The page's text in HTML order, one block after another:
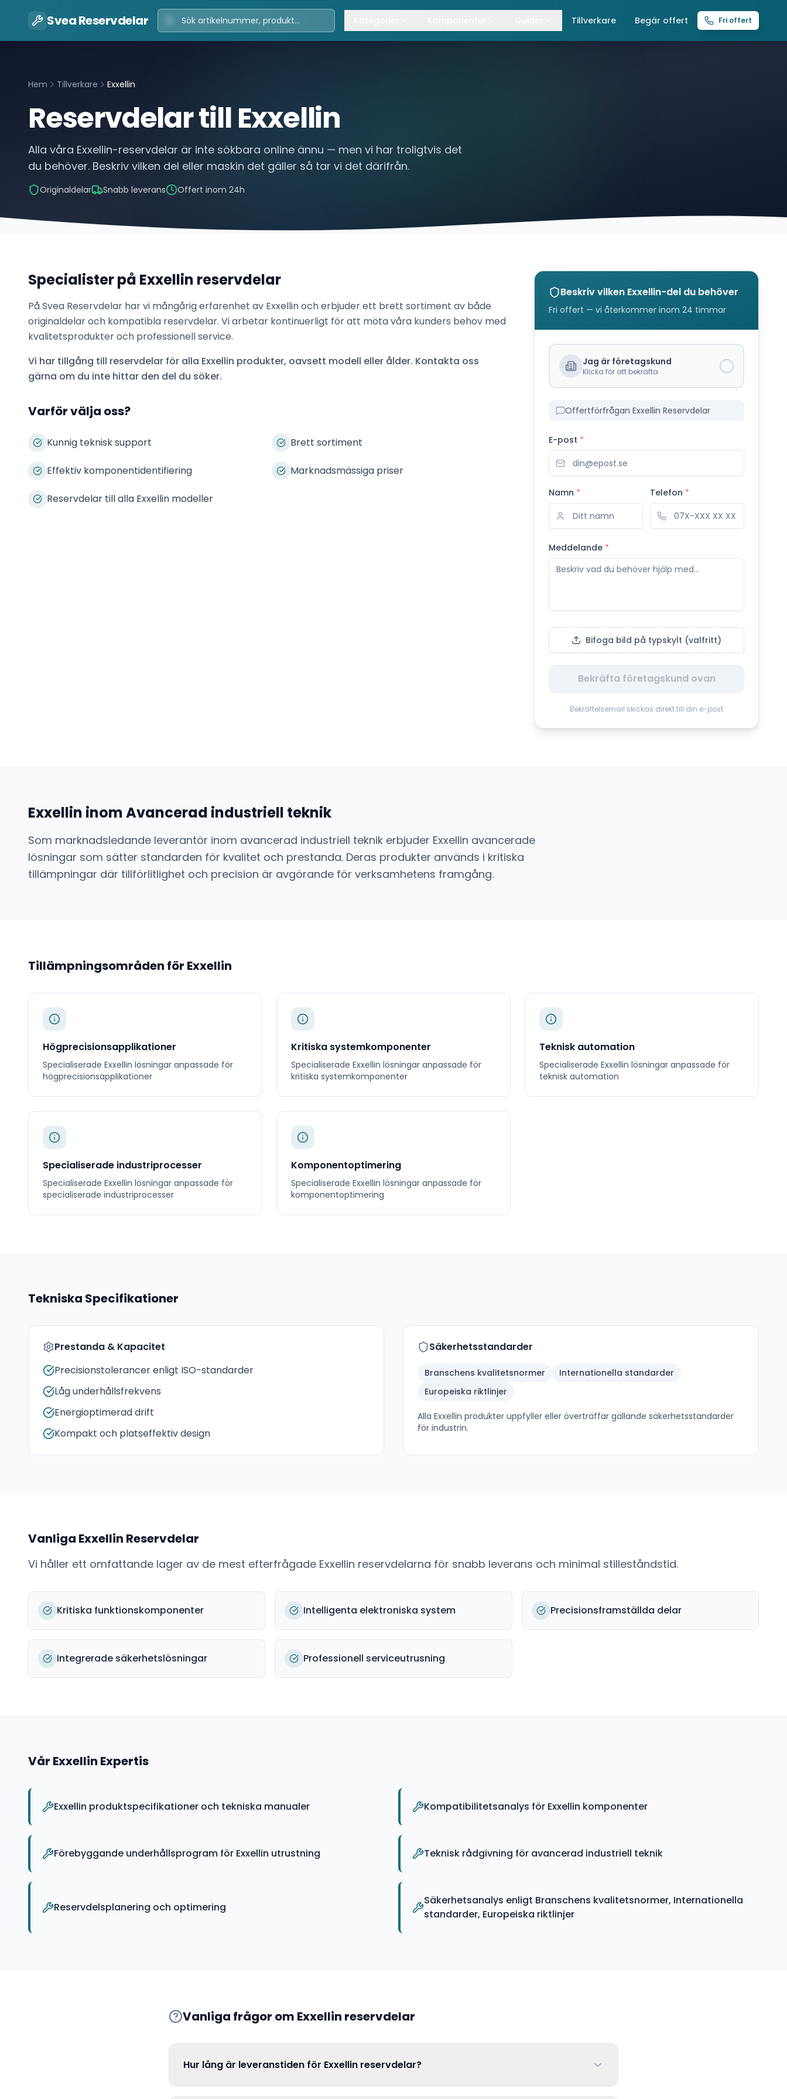
Svea Reservdelar
Truckar
Tillverkare Begär offert Fri offert
Hem Tillverkare Exxellin
Reservdelar tillExxellin
Alla våra Exxellin-reservdelar är inte sökbara online ännu — men vi har troligtvis det
du behöver. Beskriv vilken del eller maskin det gäller så tar vi det därifrån.
Originaldelar Snabb leverans Offert inom 24h
Specialister på Exxellin reservdelar
På Svea Reservdelar har vi mångårig erfarenhet av Exxellinoch erbjuder ett brett sortiment av både
originaldelar och kompatibla reservdelar. Vi arbetar kontinuerligt för att möta våra kunders behov med
kvalitetsprodukter och professionell service.
Vi har tillgång till reservdelar för alla Exxellin produkter, oavsett modell eller ålder. Kontakta oss
gärna om du inte hittar den del du söker.
Varför välja oss?
Kunnig teknisk support Brett sortiment
Effektiv komponentidentifiering Marknadsmässiga priser
Reservdelar till alla Exxellin modeller
Beskriv vilken Exxellin-del du behöver
Fri offert — vi återkommer inom 24 timmar
Jag är företagskund
Klicka för att bekräfta
Offertförfrågan Exxellin Reservdelar
E-post *
Namn * Telefon *
Meddelande *
Bifoga bild på typskylt (valfritt)
Bekräfta företagskund ovan
Bekräftelsemail skickas direkt till din e-post
Exxellin inomAvancerad industriell teknik
Som marknadsledande leverantör inom avancerad industriell teknik erbjuder Exxellin avancerade
lösningar som sätter standarden för kvalitet och prestanda. Deras produkter används i kritiska
tillämpningar där tillförlitlighet och precision är avgörande för verksamhetens framgång.
Tillämpningsområden för Exxellin
Högprecisionsapplikationer
Specialiserade Exxellin lösningar anpassade för
högprecisionsapplikationer
Kritiska systemkomponenter
Specialiserade Exxellin lösningar anpassade för
kritiska systemkomponenter
Teknisk automation
Specialiserade Exxellin lösningar anpassade för
teknisk automation
Specialiserade industriprocesser
Specialiserade Exxellin lösningar anpassade för
specialiserade industriprocesser
Komponentoptimering
Specialiserade Exxellin lösningar anpassade för
komponentoptimering
Tekniska Specifikationer
Prestanda & Kapacitet
Precisionstolerancer enligt ISO-standarder
Låg underhållsfrekvens
Energioptimerad drift
Kompakt och platseffektiv design
Säkerhetsstandarder
Branschens kvalitetsnormer
Internationella standarder
Europeiska riktlinjer
Alla Exxellin produkter uppfyller eller överträffar gällande säkerhetsstandarder
för industrin.
Vanliga Exxellin Reservdelar
Vi håller ett omfattande lager av de mest efterfrågade Exxellin reservdelarna för snabb leverans och minimal stilleståndstid.
Kritiska funktionskomponenter Intelligenta elektroniska system Precisionsframställda delar
Integrerade säkerhetslösningar Professionell serviceutrusning
Vår Exxellin Expertis
Exxellin produktspecifikationer och tekniska manualer Kompatibilitetsanalys för Exxellin komponenter
Förebyggande underhållsprogram för Exxellin utrustning Teknisk rådgivning för avancerad industriell teknik
Reservdelsplanering och optimering
Säkerhetsanalys enligt Branschens kvalitetsnormer, Internationella
standarder, Europeiska riktlinjer
Vanliga frågor om Exxellin reservdelar
Hur lång är leveranstiden för Exxellin reservdelar?